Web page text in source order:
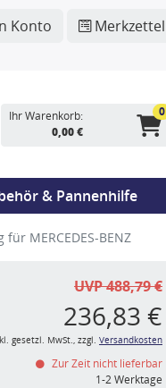
Konto Merkzettel
Ihr Warenkorb:
0,00 €
0
& Pannenhilfe
MERCEDES-BENZ
UVP 488,79 €
236,83 €
gesetzl. MwSt., zzgl. Versandkosten
Zur Zeit nicht lieferbar
1-2 Werktage